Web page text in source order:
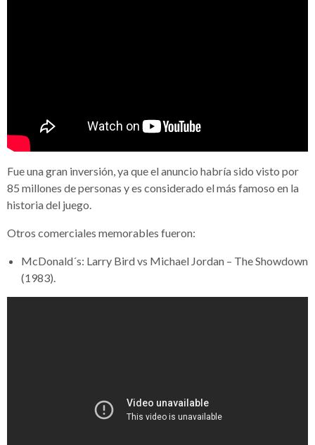
Fue una gran inversión, ya que el anuncio habría sido visto por
85 millones de personas y es considerado el más famoso en la
historia del juego.
Otros comerciales memorables fueron:
McDonald´s: Larry Bird vs Michael Jordan – The Showdown
(1983).